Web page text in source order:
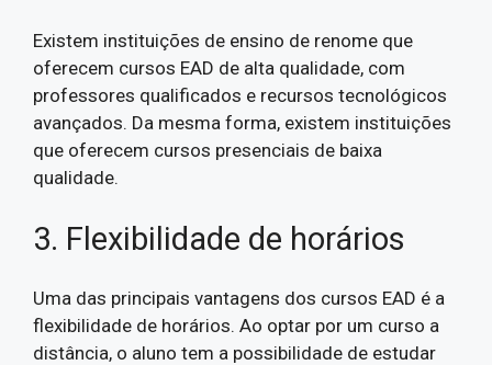
Existem instituições de ensino de renome que
oferecem cursos EAD de alta qualidade, com
professores qualificados e recursos tecnológicos
avançados. Da mesma forma, existem instituições
que oferecem cursos presenciais de baixa
qualidade.
3. Flexibilidade de horários
Uma das principais vantagens dos cursos EAD é a
flexibilidade de horários. Ao optar por um curso a
distância, o aluno tem a possibilidade de estudar